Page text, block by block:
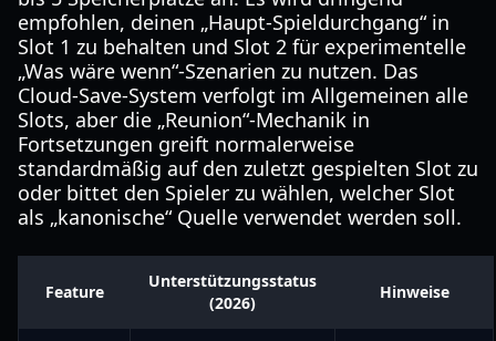
empfohlen, deinen „Haupt-Spieldurchgang“ in
Slot 1 zu behalten und Slot 2 für experimentelle
„Was wäre wenn“-Szenarien zu nutzen. Das
Cloud-Save-System verfolgt im Allgemeinen alle
Slots, aber die „Reunion“-Mechanik in
Fortsetzungen greift normalerweise
standardmäßig auf den zuletzt gespielten Slot zu
oder bittet den Spieler zu wählen, welcher Slot
als „kanonische“ Quelle verwendet werden soll.
Feature
Unterstützungsstatus
(2026)
Hinweise